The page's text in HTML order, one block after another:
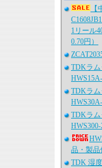
1リール
0.70円）
TDKラ
TDKラ
TDKラ
HWS300-
品・製品
TDK 湿